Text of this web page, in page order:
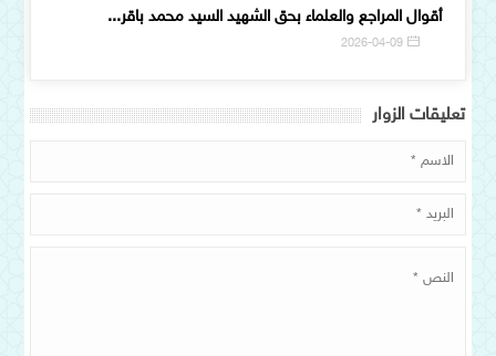
أقوال المراجع والعلماء بحق الشهيد السيد محمد باقر...
2026-04-09
تعلیقات الزوار